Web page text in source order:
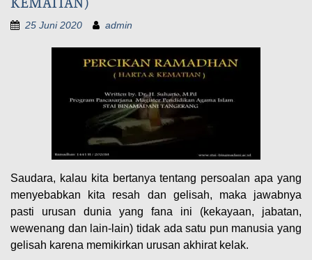
25 Juni 2020 admin
Saudara, kalau kita bertanya tentang persoalan apa yang
menyebabkan kita resah dan gelisah, maka jawabnya
pasti urusan dunia yang fana ini (kekayaan, jabatan,
wewenang dan lain-lain) tidak ada satu pun manusia yang
gelisah karena memikirkan urusan akhirat kelak.